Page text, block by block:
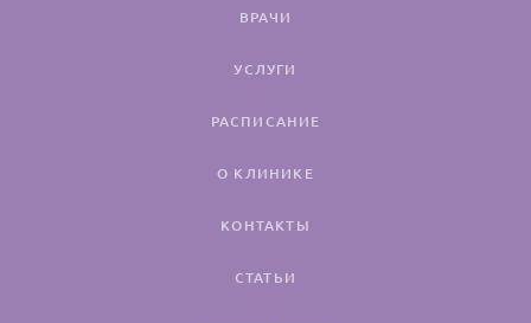
ВРАЧИ
УСЛУГИ
РАСПИСАНИЕ
О КЛИНИКЕ
КОНТАКТЫ
СТАТЬИ